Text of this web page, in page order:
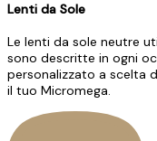
Lenti da Sole
Le lenti da sole neutre
sono descritte in ogni
personalizzato a scelta
il tuo Micromega.